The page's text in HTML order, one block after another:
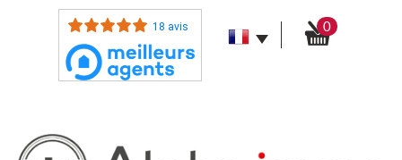
18 avis 0